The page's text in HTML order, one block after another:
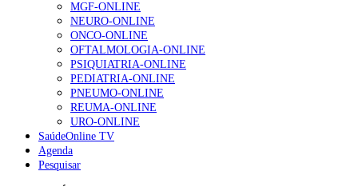
1.º Episódio do Podcast “Frequência Cardio – Sintoniza-
te na Insuficiência Cardíaca” da Bayer
99 visualizações
“Os programas de rastreio do cancro do pulmão são
custo-efetivos e representam um investimento
sustentável para os sistemas de saúde”
88 visualizações
MGF-ONLINE
NEURO-ONLINE
ONCO-ONLINE
OFTALMOLOGIA-ONLINE
PSIQUIATRIA-ONLINE
PEDIATRIA-ONLINE
PNEUMO-ONLINE
REUMA-ONLINE
URO-ONLINE
SaúdeOnline TV
Agenda
Pesquisar